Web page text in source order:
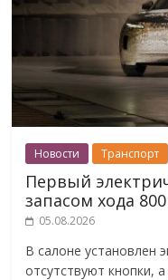
Новости Транспорт
Первый
запасом хода
05.08.2026
В салоне установлен
отсутствуют кнопки,